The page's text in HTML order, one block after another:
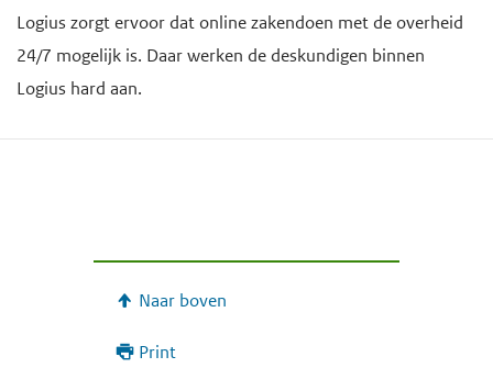
Logius zorgt ervoor dat online zakendoen met de overheid
24/7 mogelijk is. Daar werken de deskundigen binnen
Logius hard aan.
Naar boven
Print